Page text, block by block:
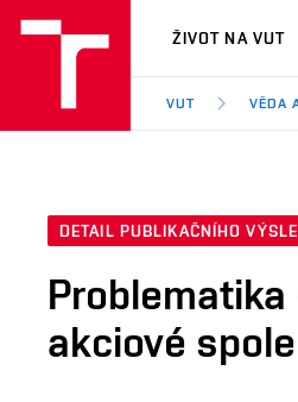
VUT
ŽIVOT NA VUT
VUT VĚDA
DETAIL PUBLIKAČNÍHO
akciové